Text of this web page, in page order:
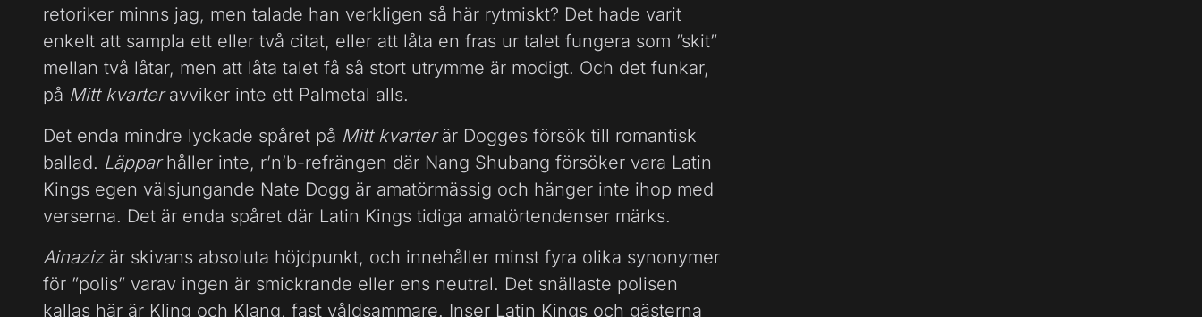
retoriker minns jag, men talade han verkligen så här rytmiskt? Det hade varit
enkelt att sampla ett eller två citat, eller att låta en fras ur talet fungera som ”skit”
mellan två låtar, men att låta talet få så stort utrymme är modigt. Och det funkar,
på Mitt kvarteravviker inte ett Palmetal alls.
Det enda mindre lyckade spåret på Mitt kvarterär Dogges försök till romantisk
ballad. Läpparhåller inte, r’n’b-refrängen där Nang Shubang försöker vara Latin
Kings egen välsjungande Nate Dogg är amatörmässig och hänger inte ihop med
verserna. Det är enda spåret där Latin Kings tidiga amatörtendenser märks.
Ainazizär skivans absoluta höjdpunkt, och innehåller minst fyra olika synonymer
för ”polis” varav ingen är smickrande eller ens neutral. Det snällaste polisen
kallas här är Kling och Klang, fast våldsammare. Inser Latin Kings och gästerna